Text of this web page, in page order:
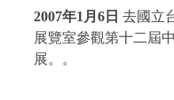
2007年1 月 6 日 去國立
展覽室參觀第十二屆
展。。